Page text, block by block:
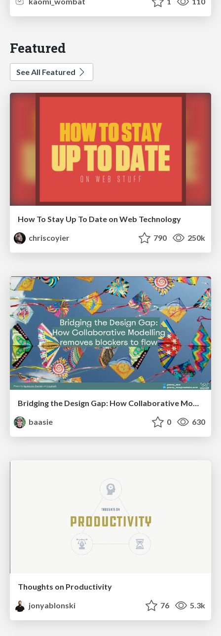
Featured
See All Featured
How To Stay Up To Date on Web Technology
chriscoyier
790 250k
Bridging the Design Gap: How Collaborative Modelling removes blockers to flow between stakeholders and teams @FastFlow conf
baasie
0 630
Thoughts on Productivity
jonyablonski
76 5.3k